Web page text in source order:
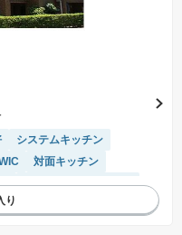
システムキッチン
対面キッチン
駐輪場・バイク置き場